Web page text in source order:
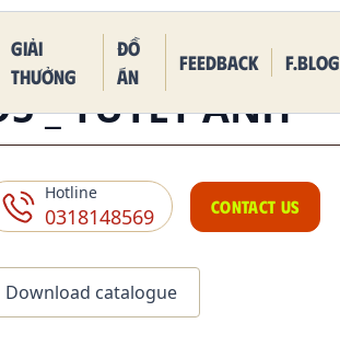
Giải
thưởng
Đồ
án
Feedback F.BLOG
_ TUYẾT ANH
Hotline
0318148569 CONTACT US
Download catalogue